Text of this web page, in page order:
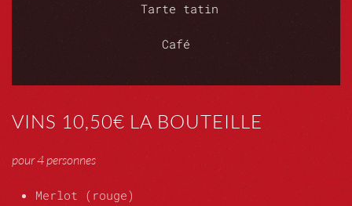
Tarte tatin
Café
VINS 10,50€ LA BOUTEILLE
pour 4 personnes
Merlot (rouge)